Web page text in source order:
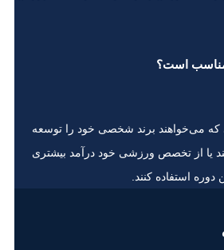
مناسب است؟
که می‌خواهند برند شخصی خود را توسعه
یا از تخصص ورزشی خود درآمد بیشتری
استفاده کنند.